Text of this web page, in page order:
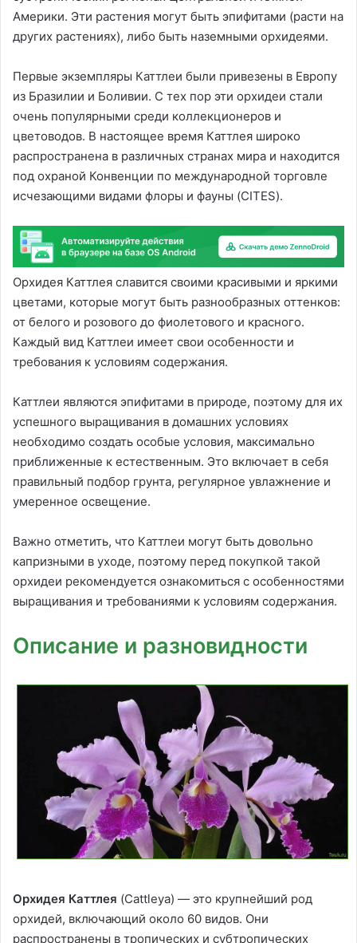
Америки. Эти растения могут быть эпифитами (расти на
других растениях), либо быть наземными орхидеями.
Первые экземпляры Каттлеи были привезены в Европу
из Бразилии и Боливии. С тех пор эти орхидеи стали
очень популярными среди коллекционеров и
цветоводов. В настоящее время Каттлея широко
распространена в различных странах мира и находится
под охраной Конвенции по международной торговле
исчезающими видами флоры и фауны (CITES).
Орхидея Каттлея славится своими красивыми и яркими
цветами, которые могут быть разнообразных оттенков:
от белого и розового до фиолетового и красного.
Каждый вид Каттлеи имеет свои особенности и
требования к условиям содержания.
Каттлеи являются эпифитами в природе, поэтому для их
успешного выращивания в домашних условиях
необходимо создать особые условия, максимально
приближенные к естественным. Это включает в себя
правильный подбор грунта, регулярное увлажнение и
умеренное освещение.
Важно отметить, что Каттлеи могут быть довольно
капризными в уходе, поэтому перед покупкой такой
орхидеи рекомендуется ознакомиться с особенностями
выращивания и требованиями к условиям содержания.
Описание и разновидности
Орхидея Каттлея (Cattleya) — это крупнейший род
орхидей, включающий около 60 видов. Они
распространены в тропических и субтропических